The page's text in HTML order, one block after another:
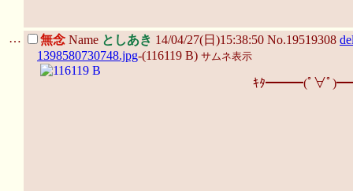
… 無念 Name としあき 14/04/27(日)15:38:50 No.19519308
1398580730748.jpg-(116119 B) サムネ表示
ｷﾀ━━━(ﾟ∀ﾟ